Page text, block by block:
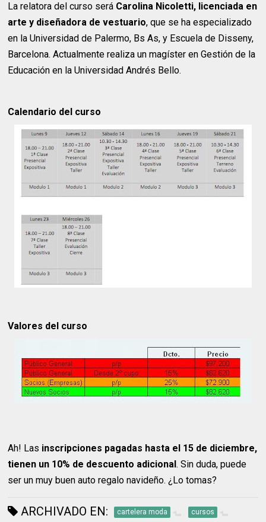
La relatora del curso será Carolina Nicoletti, licenciada en
arte y diseñadora de vestuario, que se ha especializado
en la Universidad de Palermo, Bs As, y Escuela de Disseny,
Barcelona. Actualmente realiza un magíster en Gestión de la
Educación en la Universidad Andrés Bello.
Calendario del curso
Valores del curso
Ah! Las inscripciones pagadas hasta el 15 de diciembre,
tienen un 10% de descuento adicional. Sin duda, puede
ser un muy buen auto regalo navideño. ¿Lo tomas?
ARCHIVADO EN: cartelera moda cursos